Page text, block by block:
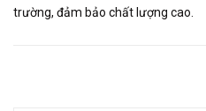
trường, đảm bảo chất lượng cao.